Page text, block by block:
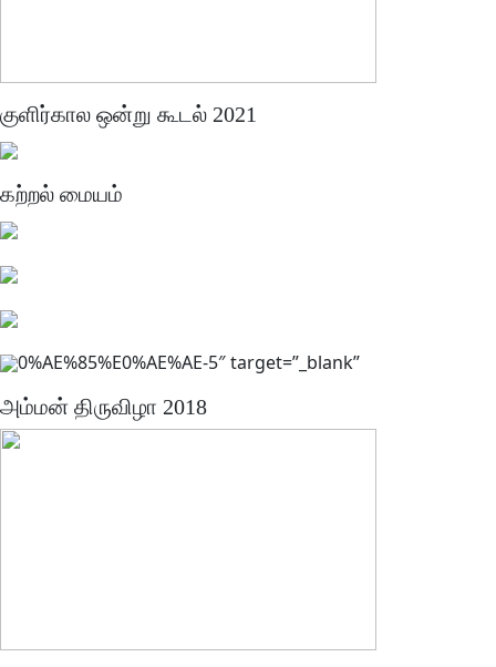
குளிர்கால ஒன்று கூடல் 2021
கற்றல் மையம்
0%AE%85%E0%AE%AE-5″ target=”_blank”
அம்மன் திருவிழா 2018